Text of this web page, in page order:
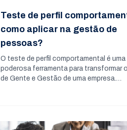
Teste de perfil
como aplicar na gestão de
pessoas?
O teste de perfil comportamental é uma
poderosa ferramenta para transformar
de Gente e Gestão de uma empresa.…